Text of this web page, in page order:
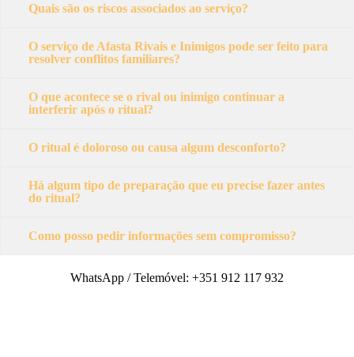
Quais são os riscos associados ao serviço?
O serviço de Afasta Rivais e Inimigos pode ser feito para
resolver conflitos familiares?
O que acontece se o rival ou inimigo continuar a
interferir após o ritual?
O ritual é doloroso ou causa algum desconforto?
Há algum tipo de preparação que eu precise fazer antes
do ritual?
Como posso pedir informações sem compromisso?
WhatsApp / Telemóvel: +351 912 117 932